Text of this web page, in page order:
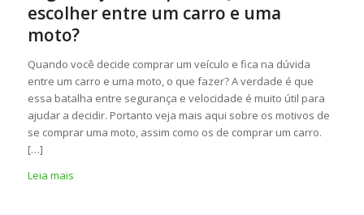
escolher entre um carro e uma
moto?
Quando você decide comprar um veículo e fica na dúvida
entre um carro e uma moto, o que fazer? A verdade é que
essa batalha entre segurança e velocidade é muito útil para
ajudar a decidir. Portanto veja mais aqui sobre os motivos de
se comprar uma moto, assim como os de comprar um carro.
[…]
Leia mais